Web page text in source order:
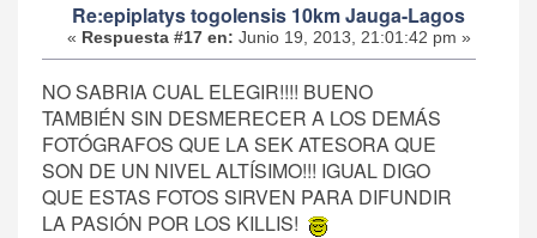
Re:epiplatys togolensis 10km Jauga-Lagos
« Respuesta #17 en: Junio 19, 2013, 21:01:42 pm »
NO SABRIA CUAL ELEGIR!!!! BUENO
TAMBIÉN SIN DESMERECER A LOS DEMÁS
FOTÓGRAFOS QUE LA SEK ATESORA QUE
SON DE UN NIVEL ALTÍSIMO!!! IGUAL DIGO
QUE ESTAS FOTOS SIRVEN PARA DIFUNDIR
LA PASIÓN POR LOS KILLIS!